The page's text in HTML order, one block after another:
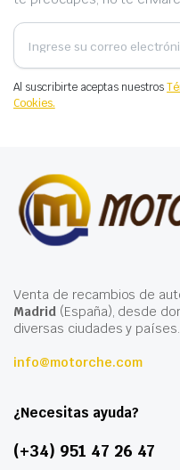
Al suscribirte aceptas nuestros
Cookies.
Venta de recambios de
Madrid(España), desde
diversas ciudades y países.
info@motorche.com
¿Necesitas ayuda?
(+34) 951 47 26 47